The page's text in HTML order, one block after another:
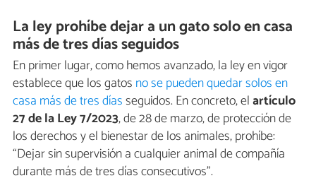
La ley prohíbe dejar a un gato solo en casa
más de tres días seguidos
En primer lugar, como hemos avanzado, la ley en vigor
establece que los gatos no se pueden quedar solos en
casa más de tres díasseguidos. En concreto, elartículo
27 de la Ley 7/2023, de 28 de marzo, de protección de
los derechos y el bienestar de los animales, prohíbe:
“Dejar sin supervisión a cualquier animal de compañía
durante más de tres días consecutivos”.